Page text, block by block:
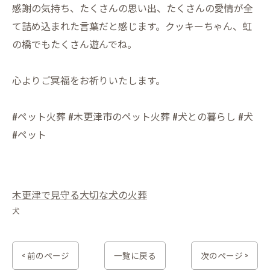
感謝の気持ち、たくさんの思い出、たくさんの愛情が全
て詰め込まれた言葉だと感じます。クッキーちゃん、虹
の橋でもたくさん遊んでね。
心よりご冥福をお祈りいたします。
#ペット火葬 #木更津市のペット火葬 #犬との暮らし #犬
#ペット
木更津で見守る大切な犬の火葬
犬
< 前のページ 一覧に戻る 次のページ >